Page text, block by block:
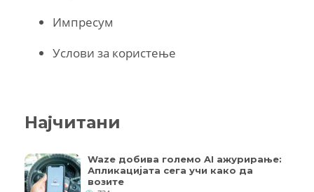
Импресум
Услови за користење
Најчитани
Waze добива големо AI ажурирање:
Апликацијата сега учи како да
возите